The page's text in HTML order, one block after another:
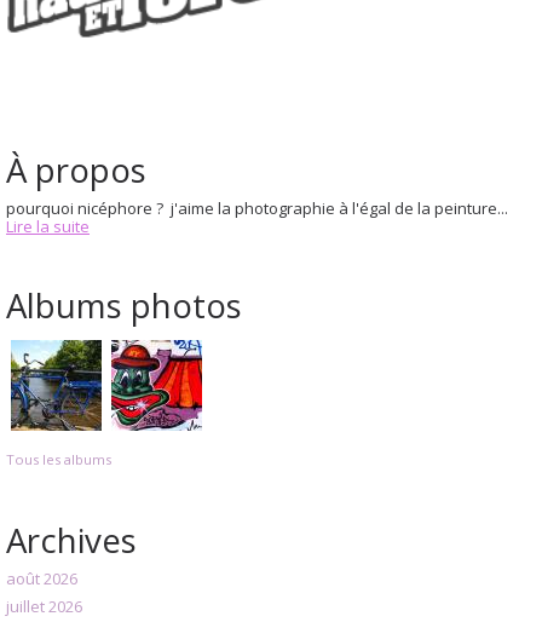
À propos
pourquoi nicéphore ? j'aime la photographie à l'égal de la peinture...
Lire la suite
Albums photos
Tous les albums
Archives
août 2026
juillet 2026